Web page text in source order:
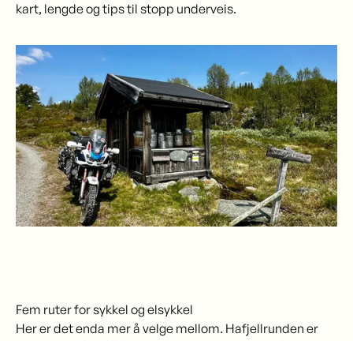
kart, lengde og tips til stopp underveis.
Fem ruter for sykkel og elsykkel
Her er det enda mer å velge mellom. Hafjellrunden er